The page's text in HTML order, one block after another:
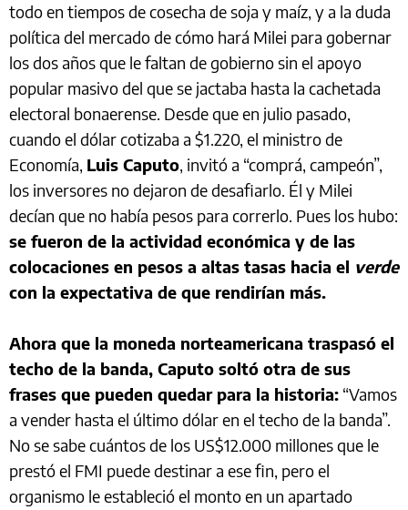
todo en tiempos de cosecha de soja y maíz, y a la duda
política del mercado de cómo hará Milei para gobernar
los dos años que le faltan de gobierno sin el apoyo
popular masivo del que se jactaba hasta la cachetada
electoral bonaerense. Desde que en julio pasado,
cuando el dólar cotizaba a $1.220, el ministro de
Economía, Luis Caputo, invitó a “comprá, campeón”,
los inversores no dejaron de desafiarlo. Él y Milei
decían que no había pesos para correrlo. Pues los hubo:
se fueron de la actividad económica y de las
colocaciones en pesos a altas tasas hacia el verde
con la expectativa de que rendirían más.
Ahora que la moneda norteamericana traspasó el
techo de la banda, Caputo soltó otra de sus
frases que pueden quedar para la historia: “Vamos
a vender hasta el último dólar en el techo de la banda”.
No se sabe cuántos de los US$12.000 millones que le
prestó el FMI puede destinar a ese fin, pero el
organismo le estableció el monto en un apartado